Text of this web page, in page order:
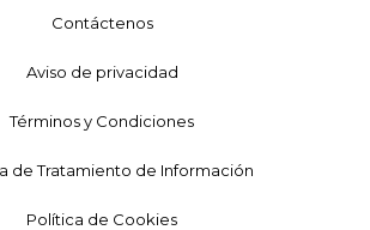
Contáctenos
Aviso de privacidad
Términos y Condiciones
de Tratamiento de Información
Política de Cookies